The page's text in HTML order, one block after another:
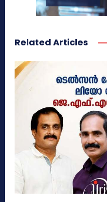
Related Articles